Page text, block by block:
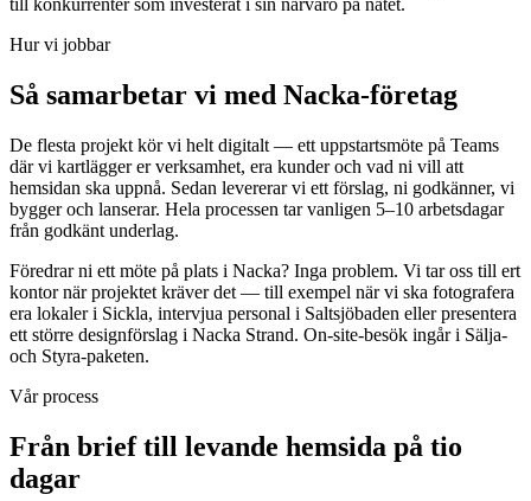
till konkurrenter som investerat i sin närvaro på nätet.
Hur vi jobbar
Så samarbetar vi med Nacka-företag
De flesta projekt kör vi helt digitalt — ett uppstartsmöte på Teams
där vi kartlägger er verksamhet, era kunder och vad ni vill att
hemsidan ska uppnå. Sedan levererar vi ett förslag, ni godkänner, vi
bygger och lanserar. Hela processen tar vanligen 5–10 arbetsdagar
från godkänt underlag.
Föredrar ni ett möte på plats i Nacka? Inga problem. Vi tar oss till ert
kontor när projektet kräver det — till exempel när vi ska fotografera
era lokaler i Sickla, intervjua personal i Saltsjöbaden eller presentera
ett större designförslag i Nacka Strand. On-site-besök ingår i Sälja-
och Styra-paketen.
Vår process
Från brief till levande hemsida på tio
dagar